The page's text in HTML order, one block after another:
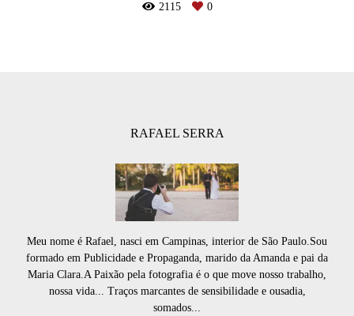
2115 0
RAFAEL SERRA
Meu nome é Rafael, nasci em Campinas, interior de São Paulo.Sou
formado em Publicidade e Propaganda, marido da Amanda e pai da
Maria Clara.A Paixão pela fotografia é o que move nosso trabalho,
nossa vida... Traços marcantes de sensibilidade e ousadia,
somados...